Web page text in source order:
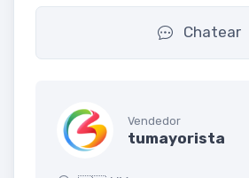
Chatear
Vendedor
tumayorista